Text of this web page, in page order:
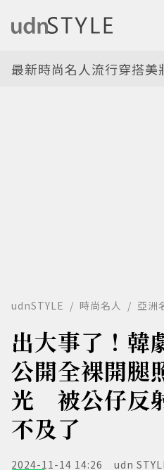
最新時尚名人流行穿搭美
udnSTYLE 時尚名人 亞洲
出大事了！韓
公開全裸開腿
光 被公仔反
不及了
2024-11-14 14:26 udn